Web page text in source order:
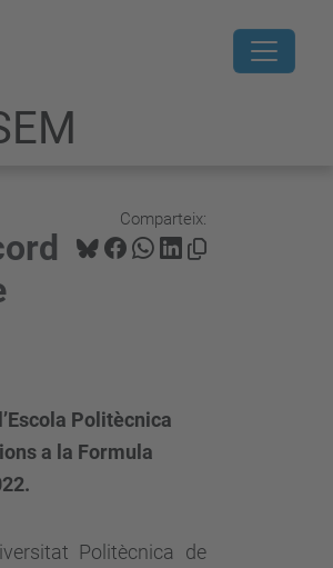
Comparteix:
Politècnica
a la Formula
Politècnica de